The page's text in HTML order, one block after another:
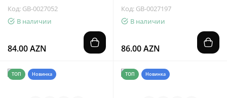
Код: GB-0027052
В наличии
84.00 AZN
Код: GB-0027197
В наличии
86.00 AZN
ТОП Новинка ТОП Новинка